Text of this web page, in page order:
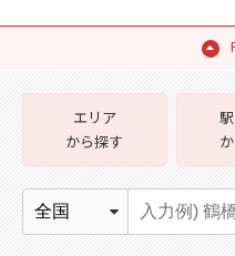
エリア
から探す